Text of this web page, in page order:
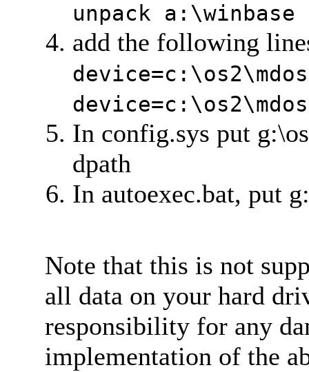
unpack a:\winbase
add the following
In config.sys put
dpath
In autoexec.bat, put
Note that this is not
all data on your hard
responsibility for any
implementation of the